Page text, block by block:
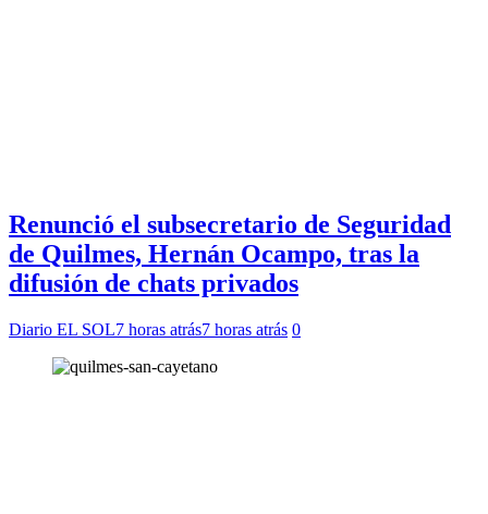
Renunció el subsecretario de Seguridad
de Quilmes, Hernán Ocampo, tras la
difusión de chats privados
Diario EL SOL7 horas atrás7 horas atrás 0